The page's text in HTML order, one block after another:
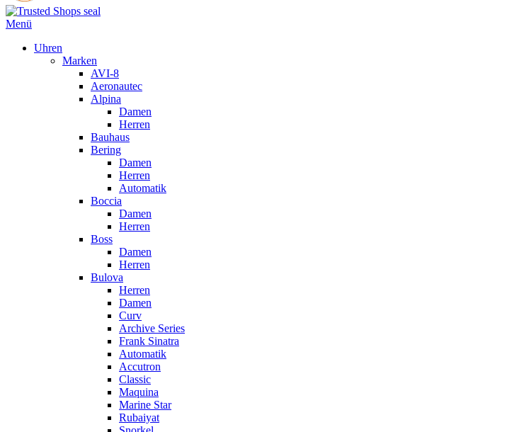
Menü
Uhren
Marken
AVI-8
Aeronautec
Alpina
Damen
Herren
Bauhaus
Bering
Damen
Herren
Automatik
Boccia
Damen
Herren
Boss
Damen
Herren
Bulova
Herren
Damen
Curv
Archive Series
Frank Sinatra
Automatik
Accutron
Classic
Maquina
Marine Star
Rubaiyat